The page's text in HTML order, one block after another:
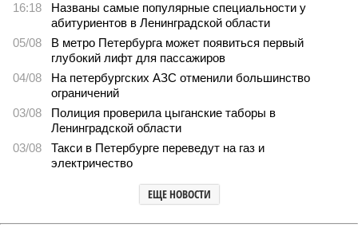
16:18
Названы самые популярные специальности у
абитуриентов в Ленинградской области
05/08
В метро Петербурга может появиться первый
глубокий лифт для пассажиров
04/08
На петербургских АЗС отменили большинство
ограничений
03/08
Полиция проверила цыганские таборы в
Ленинградской области
03/08
Такси в Петербурге переведут на газ и
электричество
ЕЩЕ НОВОСТИ